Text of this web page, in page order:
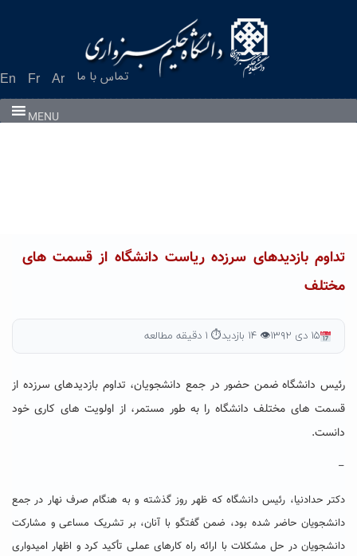
En Fr Ar تماس با ما
MENU
تداوم بازدیدهای سرزده ریاست دانشگاه از قسمت های
مختلف
۱۵ دی ۱۳۹۲ 👁 ۱۴ بازدید ⏱ ۱ دقیقه مطالعه
رئیس دانشگاه ضمن حضور در جمع دانشجویان، تداوم بازدیدهای سرزده از
قسمت های مختلف دانشگاه را به طور مستمر، از اولویت های کاری خود
دانست.
–
دکتر حدادنیا، رئیس دانشگاه که ظهر روز گذشته و به هنگام صرف نهار در جمع
دانشجویان حاضر شده بود، ضمن گفتگو با آنان، بر تشریک مساعی و مشارکت
دانشجویان در حل مشکلات با ارائه راه کارهای عملی تأکید کرد و اظهار امیدواری